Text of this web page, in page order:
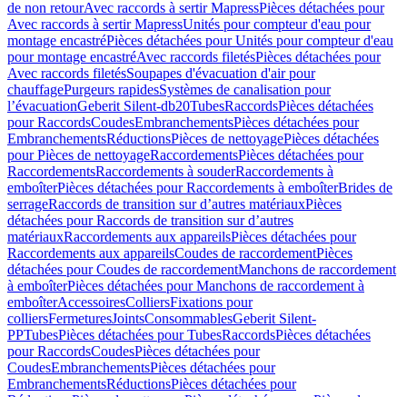
de non retourAvec raccords à sertir MapressPièces détachées pour
Avec raccords à sertir MapressUnités pour compteur d'eau pour
montage encastréPièces détachées pour Unités pour compteur d'eau
pour montage encastréAvec raccords filetésPièces détachées pour
Avec raccords filetésSoupapes d'évacuation d'air pour
chauffagePurgeurs rapidesSystèmes de canalisation pour
l’évacuationGeberit Silent-db20TubesRaccordsPièces détachées
pour RaccordsCoudesEmbranchementsPièces détachées pour
EmbranchementsRéductionsPièces de nettoyagePièces détachées
pour Pièces de nettoyageRaccordementsPièces détachées pour
RaccordementsRaccordements à souderRaccordements à
emboîterPièces détachées pour Raccordements à emboîterBrides de
serrageRaccords de transition sur d’autres matériauxPièces
détachées pour Raccords de transition sur d’autres
matériauxRaccordements aux appareilsPièces détachées pour
Raccordements aux appareilsCoudes de raccordementPièces
détachées pour Coudes de raccordementManchons de raccordement
à emboîterPièces détachées pour Manchons de raccordement à
emboîterAccessoiresColliersFixations pour
colliersFermeturesJointsConsommablesGeberit Silent-
PPTubesPièces détachées pour TubesRaccordsPièces détachées
pour RaccordsCoudesPièces détachées pour
CoudesEmbranchementsPièces détachées pour
EmbranchementsRéductionsPièces détachées pour